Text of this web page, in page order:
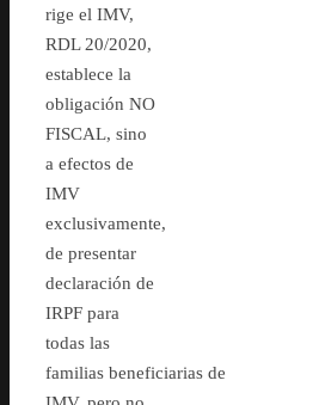
rige el IMV,
RDL 20/2020,
establece la
obligación NO
FISCAL, sino
a efectos de
IMV
exclusivamente,
de presentar
declaración de
IRPF para
todas las
familias beneficiarias de